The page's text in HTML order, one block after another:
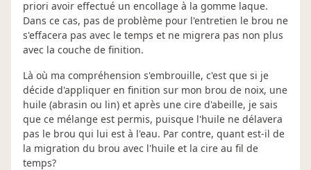
priori avoir effectué un encollage à la gomme laque.
Dans ce cas, pas de problème pour l'entretien le brou ne
s'effacera pas avec le temps et ne migrera pas non plus
avec la couche de finition.
Là où ma compréhension s'embrouille, c'est que si je
décide d'appliquer en finition sur mon brou de noix, une
huile (abrasin ou lin) et après une cire d'abeille, je sais
que ce mélange est permis, puisque l'huile ne délavera
pas le brou qui lui est à l'eau. Par contre, quant est-il de
la migration du brou avec l'huile et la cire au fil de
temps?